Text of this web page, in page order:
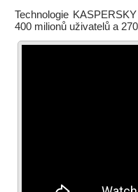
Technologie
400 milionů uživatelů a